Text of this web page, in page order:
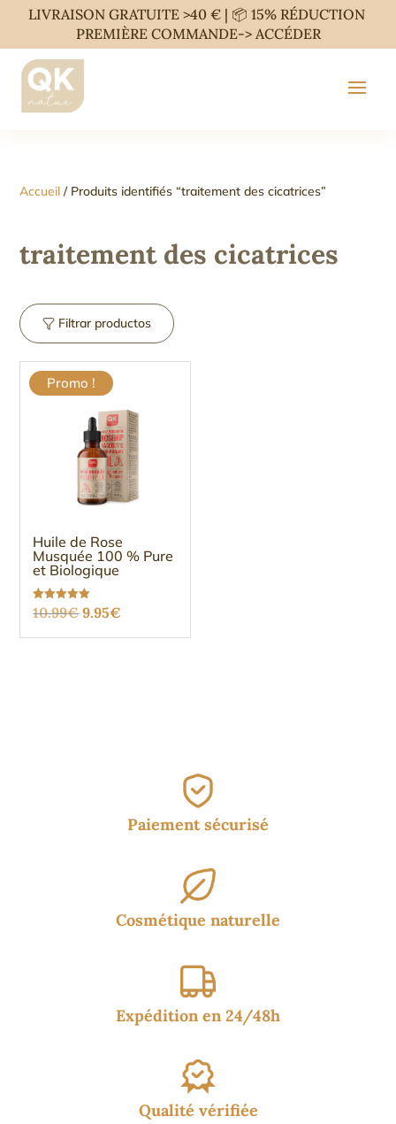
LIVRAISON GRATUITE >40 € | 📦 15% RÉDUCTION
PREMIÈRE COMMANDE-> ACCÉDER
Accueil / Produits identifiés “traitement des cicatrices”
traitement des cicatrices
Filtrar productos
Promo !
Huile de Rose
Musquée 100 % Pure
et Biologique
Note
5.00
10.99€Le
prix
9.95€
prix
Paiement sécurisé
Cosmétique naturelle
Expédition en 24/48h
Qualité vérifiée